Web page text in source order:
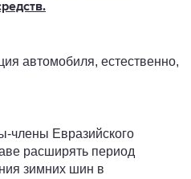
автомобиля, естественно,
члены Евразийского
расширять период
зимних шин в